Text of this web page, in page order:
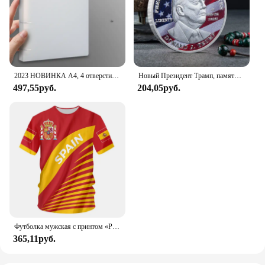
2023 НОВИНКА A4, 4 отверстия, зажим D-типа, синяя папка из полипропилена, перфорированная прозрачная папка-переплет, папка А4
497,55руб.
Новый Президент Трамп, памятный значок Дональда Трампа монета, серебряное золото, тройная монета, Дональд J Трамп, «в Бог, которому мы доверяем», монеты
204,05руб.
Футболка мужская с принтом «Реал Мадрид»
365,11руб.